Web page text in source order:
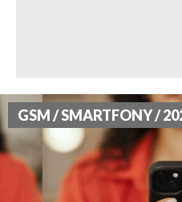
GSM / SMARTFONY /